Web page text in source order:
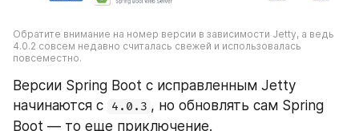
Обратите внимание на номер версии в зависимости Jetty, а ведь
4.0.2 совсем недавно считалась свежей и использовалась
повсеместно.
Версии Spring Boot с исправленным Jetty
начинаются с 4.0.3 , но обновлять сам Spring
Boot — то еще приключение.